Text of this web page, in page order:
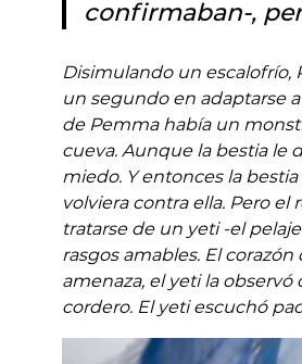
confirmaban-,
Disimulando un escalofrío,
un segundo en adaptarse
de Pemma había un
cueva. Aunque la bestia le
miedo. Y entonces la
volviera contra ella. Pero el
tratarse de un yeti -el
rasgos amables. El
amenaza, el yeti la
cordero. El yeti escuchó